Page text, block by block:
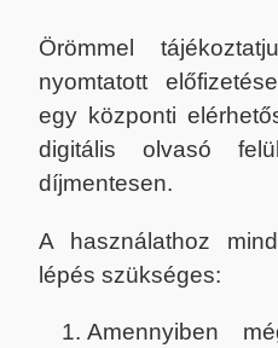
Örömmel
nyomtatott
egy központi
digitális olvasó
díjmentesen.
A használathoz
lépés szükséges:
Amennyiben